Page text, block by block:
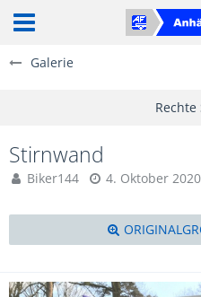
Galerie
Stirnwand
Biker144 4. Oktober 2020